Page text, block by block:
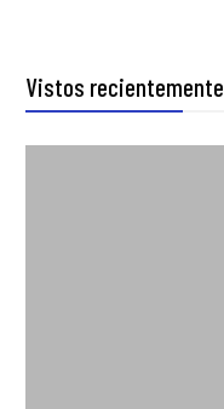
Vistos recientemente